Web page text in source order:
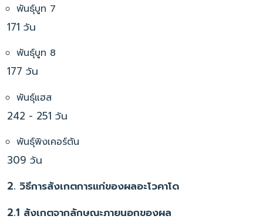
พันธุ์บูท 7
171 วัน
พันธุ์บูท 8
177 วัน
พันธุ์แฮส
242 - 251 วัน
พันธุ์พิงเคอร์ตัน
309 วัน
2. วิธีการสังเกตการแก่ของผลอะโวคาโด
2.1 สังเกตจากลักษณะภายนอกของผล